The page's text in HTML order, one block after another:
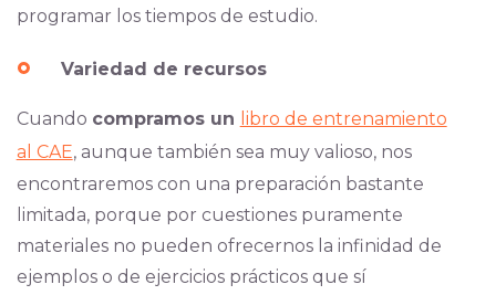
programar los tiempos de estudio.
Variedad de recursos
Cuando compramos un libro de entrenamiento
al CAE, aunque también sea muy valioso, nos
encontraremos con una preparación bastante
limitada, porque por cuestiones puramente
materiales no pueden ofrecernos la infinidad de
ejemplos o de ejercicios prácticos que sí